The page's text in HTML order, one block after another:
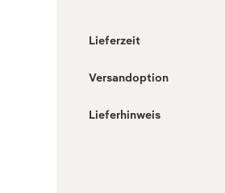
Lieferzeit
Versandoption
Lieferhinweis